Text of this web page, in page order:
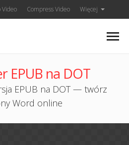
Video Compress Video Więcej
EPUB na DOT
EPUB na DOT — twórz
Word online